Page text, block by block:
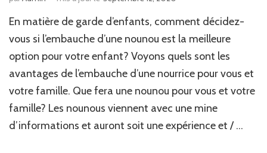
En matière de garde d’enfants, comment décidez-
vous si l’embauche d’une nounou est la meilleure
option pour votre enfant? Voyons quels sont les
avantages de l’embauche d’une nourrice pour vous et
votre famille. Que fera une nounou pour vous et votre
famille? Les nounous viennent avec une mine
d’informations et auront soit une expérience et / …